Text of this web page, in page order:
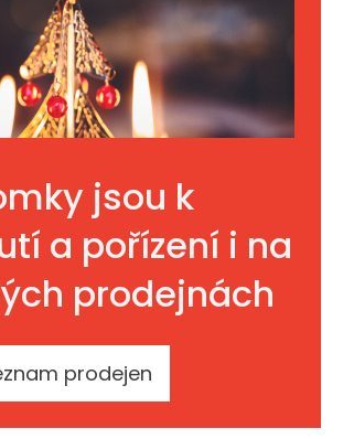
jsou k
a pořízení i na
prodejnách
prodejen